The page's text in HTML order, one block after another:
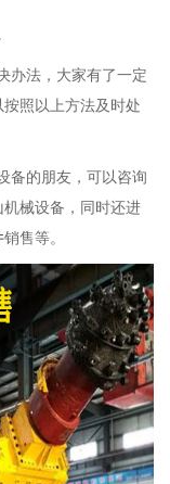
办法，大家有了一定
照以上方法及时处
备的朋友，可以咨询
械设备，同时还进
销售等。